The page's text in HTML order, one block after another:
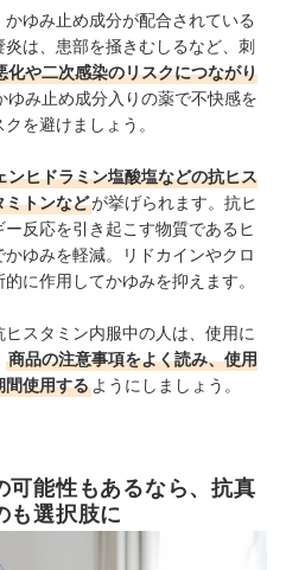
ゆみ止め成分が配合されている
は、患部を掻きむしるなど、刺
化や二次感染のリスクにつながり
ゆみ止め成分入りの薬で不快感を
を避けましょう。
ンヒドラミン塩酸塩などの抗ヒス
ミトンなどが挙げられます。抗ヒ
反応を引き起こす物質であるヒ
ゆみを軽減。リドカインやクロ
に作用してかゆみを抑えます。
スタミン内服中の人は、使用に
商品の注意事項をよく読み、使用
間使用するようにしましょう。
可能性もあるなら、抗真
も選択肢に